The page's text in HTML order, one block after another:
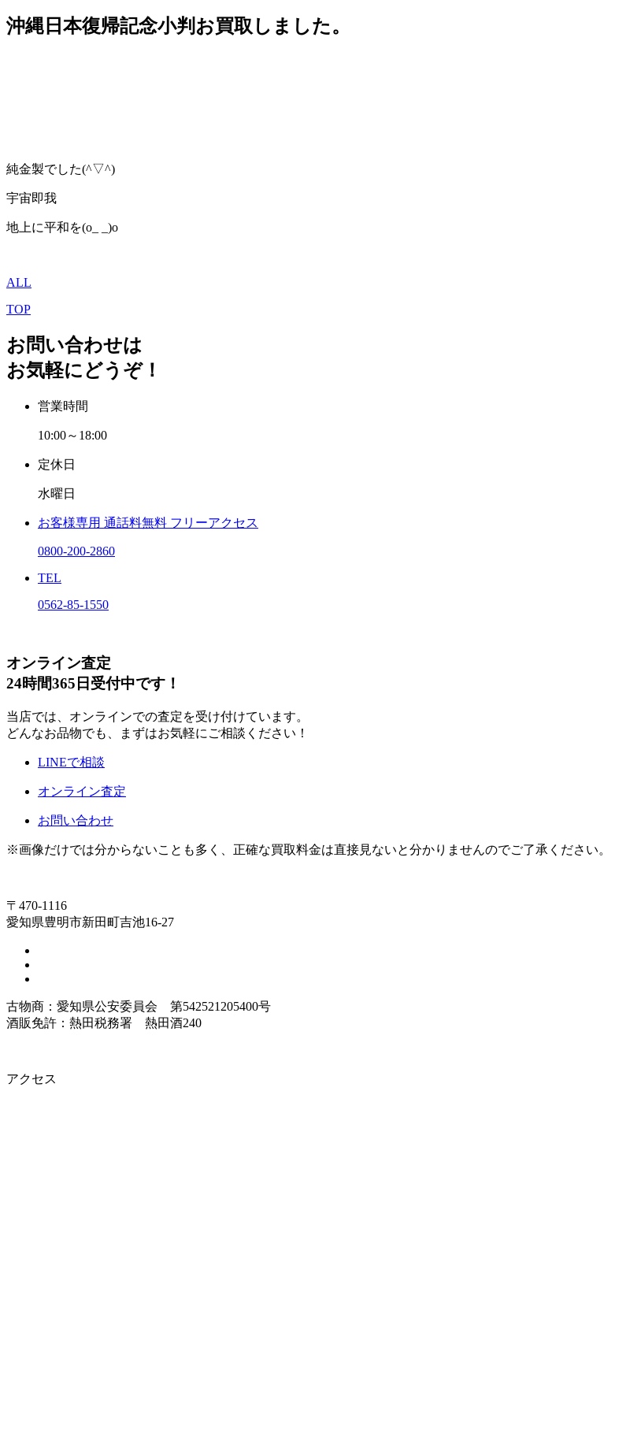
沖縄日本復帰記念小判お買取しました。
純金製でした(^▽^)
宇宙即我
地上に平和を(o_ _)o
ALL
TOP
お問い合わせは
お気軽にどうぞ！
営業時間
10:00～18:00
定休日
水曜日
お客様専用 通話料無料 フリーアクセス
0800-200-2860
TEL
0562-85-1550
オンライン査定
24時間365日受付中です！
当店では、オンラインでの査定を受け付けています。
どんなお品物でも、まずはお気軽にご相談ください！
LINEで相談
オンライン査定
お問い合わせ
※画像だけでは分からないことも多く、正確な買取料金は直接見ないと分かりませんのでご了承ください。
〒470-1116
愛知県豊明市新田町吉池16-27
古物商：愛知県公安委員会 第542521205400号
酒販免許：熱田税務署 熱田酒240
アクセス